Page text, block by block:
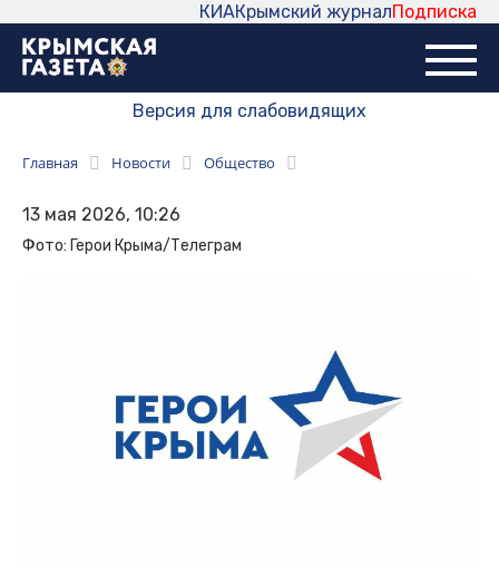
Подписка
Крымский журнал
КИА
Версия для слабовидящих
Главная Новости Общество
13 мая 2026, 10:26
Фото: Герои Крыма/Телеграм